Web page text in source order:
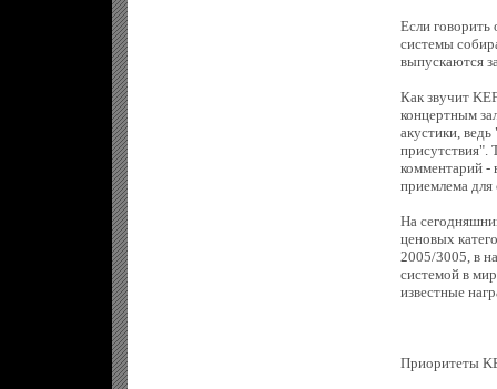
Если говорить
системы
выпускаются
Как звучит
концертным
акустики,
присутствия".
комментарий -
приемлема для
На
ценовых
2005/3005, в
системой в
известные
Приоритеты